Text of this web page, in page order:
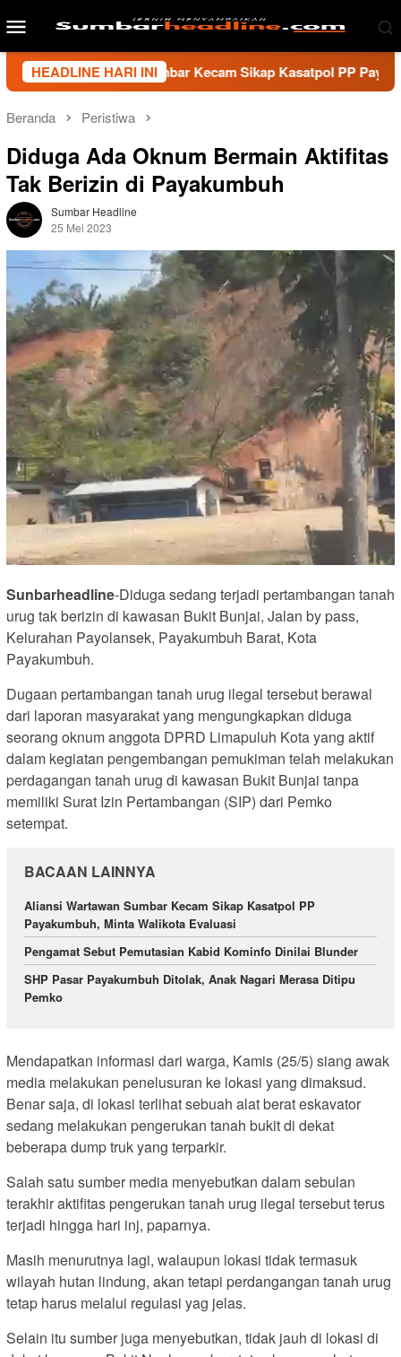
ke
Menu
Mobile
HEADLINE HARI INI
Sumbar Kecam Sikap Kasatpol PP Payakumbuh,
Beranda Peristiwa
Diduga Ada Oknum Bermain Aktifitas
Tak Berizin di Payakumbuh
Sumbar Headline
25 Mei 2023
Sunbarheadline-Diduga sedang terjadi pertambangan tanah
urug tak berizin di kawasan Bukit Bunjai, Jalan by pass,
Kelurahan Payolansek, Payakumbuh Barat, Kota
Payakumbuh.
Dugaan pertambangan tanah urug ilegal tersebut berawal
dari laporan masyarakat yang mengungkapkan diduga
seorang oknum anggota DPRD Limapuluh Kota yang aktif
dalam kegiatan pengembangan pemukiman telah melakukan
perdagangan tanah urug di kawasan Bukit Bunjai tanpa
memiliki Surat Izin Pertambangan (SIP) dari Pemko
setempat.
BACAAN LAINNYA
Aliansi Wartawan Sumbar Kecam Sikap Kasatpol PP
Payakumbuh, Minta Walikota Evaluasi
Pengamat Sebut Pemutasian Kabid Kominfo Dinilai Blunder
SHP Pasar Payakumbuh Ditolak, Anak Nagari Merasa Ditipu
Pemko
Mendapatkan informasi dari warga, Kamis (25/5) siang awak
media melakukan penelusuran ke lokasi yang dimaksud.
Benar saja, di lokasi terlihat sebuah alat berat eskavator
sedang melakukan pengerukan tanah bukit di dekat
beberapa dump truk yang terparkir.
Salah satu sumber media menyebutkan dalam sebulan
terakhir aktifitas pengerukan tanah urug ilegal tersebut terus
terjadi hingga hari inj, paparnya.
Masih menurutnya lagi, walaupun lokasi tidak termasuk
wilayah hutan lindung, akan tetapi perdangangan tanah urug
tetap harus melalui regulasi yag jelas.
Selain itu sumber juga menyebutkan, tidak jauh di lokasi di